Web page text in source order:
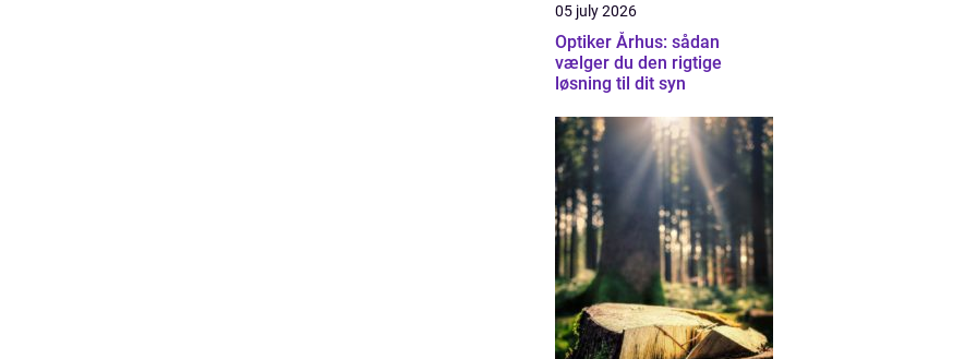
05 july 2026
Optiker Århus: sådan
vælger du den rigtige
løsning til dit syn